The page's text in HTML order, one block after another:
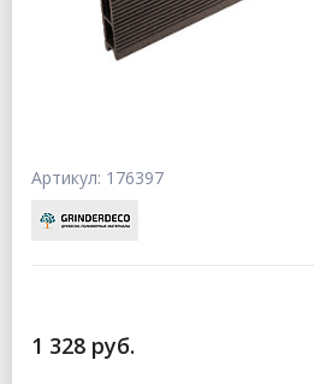
Артикул: 176397
1 328 руб.